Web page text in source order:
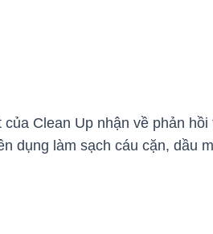
của Clean Up nhận về phản
dụng làm sạch cáu cặn, dầu